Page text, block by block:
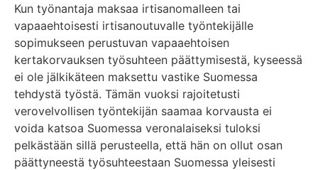
Kun työnantaja maksaa irtisanomalleen tai
vapaaehtoisesti irtisanoutuvalle työntekijälle
sopimukseen perustuvan vapaaehtoisen
kertakorvauksen työsuhteen päättymisestä, kyseessä
ei ole jälkikäteen maksettu vastike Suomessa
tehdystä työstä. Tämän vuoksi rajoitetusti
verovelvollisen työntekijän saamaa korvausta ei
voida katsoa Suomessa veronalaiseksi tuloksi
pelkästään sillä perusteella, että hän on ollut osan
päättyneestä työsuhteestaan Suomessa yleisesti